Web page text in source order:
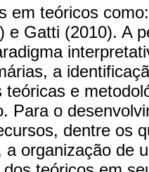
em teóricos
e Gatti (2010). A
a
teóricas e
Para o
dentre os
a organização de